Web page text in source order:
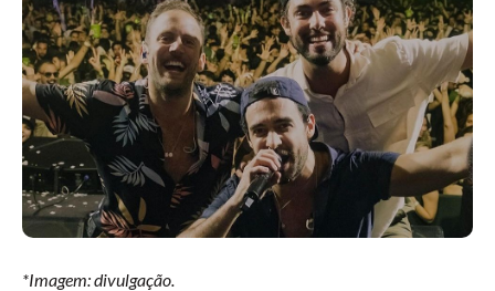
*Imagem: divulgação.